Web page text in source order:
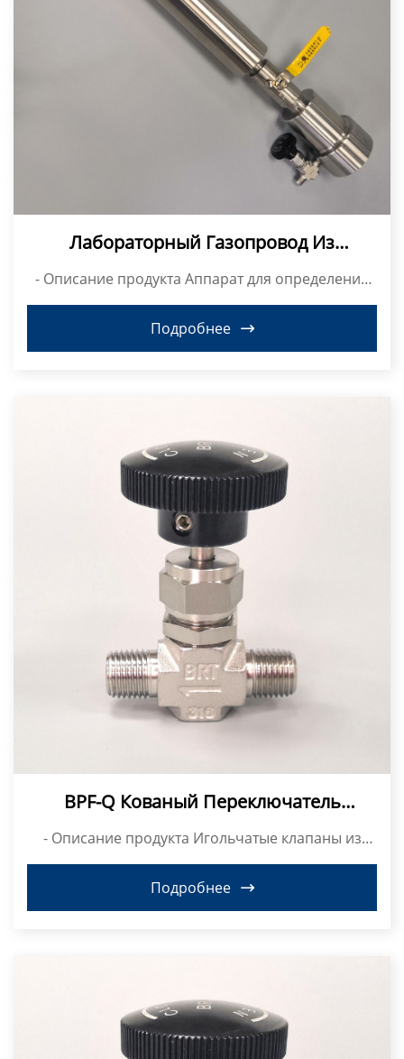
Лабораторный Газопровод Из
- Описание продукта Аппарат для определения
давле...
Подробнее

BPF-Q Кованый Переключатель
Нержавеющей Стали 316
- Описание продукта Игольчатые клапаны из
нержаве...
Подробнее
